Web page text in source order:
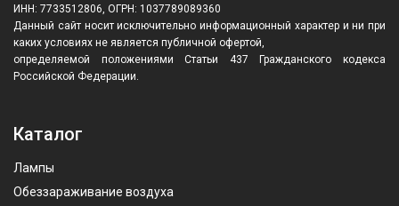
ИНН: 7733512806, ОГРН: 1037789089360
Данный сайт носит исключительно информационный характер и ни при
каких условиях не является публичной офертой,
определяемой положениями Статьи 437 Гражданского кодекса
Российской Федерации.
Каталог
Лампы
Обеззараживание воздуха